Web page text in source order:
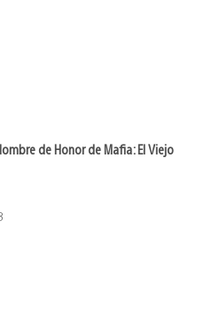
de Honor de Mafia: El Viejo